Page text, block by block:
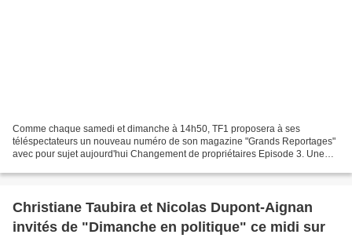
Comme chaque samedi et dimanche à 14h50, TF1 proposera à ses
téléspectateurs un nouveau numéro de son magazine "Grands Reportages"
avec pour sujet aujourd'hui Changement de propriétaires Episode 3. Une
Christiane Taubira et Nicolas Dupont-Aignan
invités de "Dimanche en politique" ce midi sur